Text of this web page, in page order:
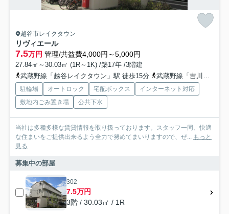
越谷市レイクタウン
リヴィエール
7.5万円 管理/共益費4,000円～5,000円
27.84㎡～30.03㎡ (1R～1K) /築17年 /3階建
武蔵野線「越谷レイクタウン」駅 徒歩15分
武蔵野線「吉川」駅 徒歩40分
駐輪場 オートロック 宅配ボックス
インターネット対応
敷地内ごみ置き場
公共下水
当社は多種多様な賃貸情報を取り扱っております。スタッフ一同、快適
な住まいをご提供出来るよう全力で努めてまいりますので、ぜ... もっと
見る
募集中の部屋
302
7.5万円
3階 / 30.03㎡ / 1R